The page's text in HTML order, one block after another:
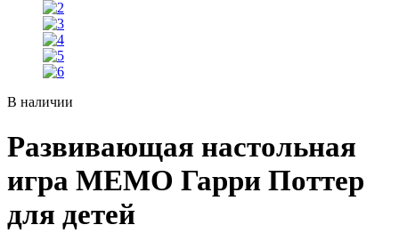
В наличии
Развивающая настольная
игра МЕМО Гарри Поттер
для детей